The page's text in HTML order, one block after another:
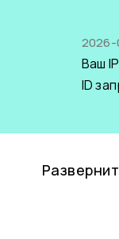
2026-
Ваш
ID